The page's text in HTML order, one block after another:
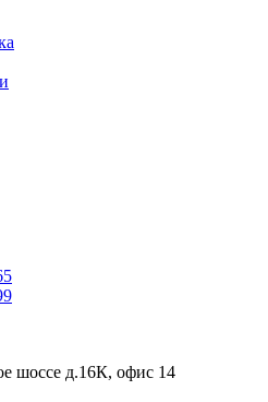
шоссе д.16К, офис 14